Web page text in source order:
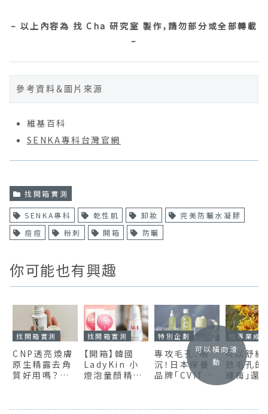
– 以上內容為 找 Cha 研究室 製作，請勿部分或全部轉載
–
參考資料＆圖片來源
維基百科
SENKA專科台灣官網
找開箱實測
SENKA專科 乾性肌 卸妝
完美防曬水凝膠
痘痘
粉刺 開箱 防曬
你可能也有興趣
找開箱實測
CNP透亮煥膚
原生精露去角
質好用嗎？十
找開箱實測
【開箱】韓國
LadyKin 小
燈泡童顏精華
替版，真的假
特別企劃
專攻毛孔、暗
沉！日本保養
品牌「CVITAS
＋」5重維C打
找專業成
可以舒緩
斂毛孔的
縷梅」還
些美容功
可以橫向滾
動